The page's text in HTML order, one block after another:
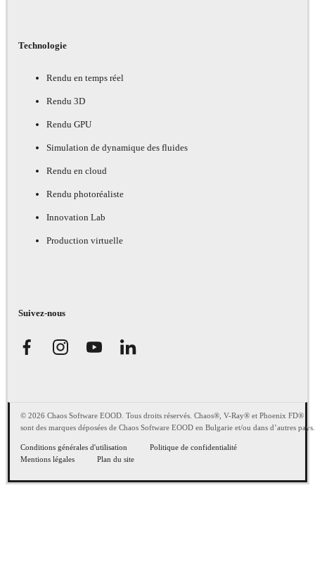
Technologie
Rendu en temps réel
Rendu 3D
Rendu GPU
Simulation de dynamique des fluides
Rendu en cloud
Rendu photoréaliste
Innovation Lab
Production virtuelle
Suivez-nous
© 2026 Chaos Software EOOD. Tous droits réservés. Chaos®, V-Ray® et Phoenix FD®
sont des marques déposées de Chaos Software EOOD en Bulgarie et/ou dans d’autres pays.
Conditions générales d'utilisation
Politique de confidentialité
Mentions légales
Plan du site